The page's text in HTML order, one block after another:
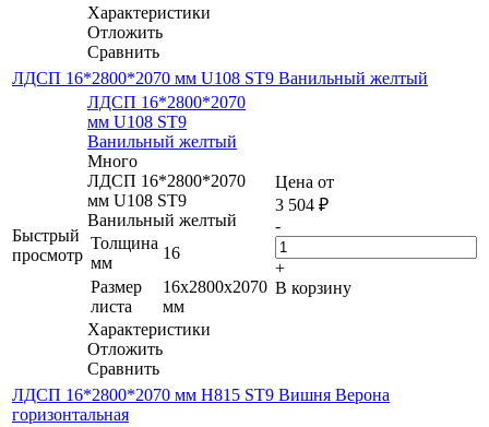
Характеристики
Отложить
Сравнить
ЛДСП 16*2800*2070 мм U108 ST9 Ванильный желтый
Быстрый
просмотр
ЛДСП 16*2800*2070
мм U108 ST9
Ванильный желтый
Много
ЛДСП 16*2800*2070
мм U108 ST9
Ванильный желтый
Толщина
мм
16
Размер
листа
16x2800x2070
мм
Характеристики
Отложить
Сравнить
Цена от
3 504 ₽
-
+
В корзину
ЛДСП 16*2800*2070 мм H815 ST9 Вишня Верона
горизонтальная